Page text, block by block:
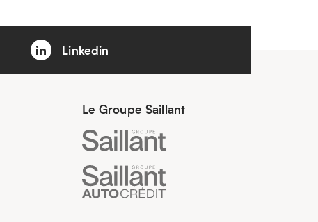
Linkedin
Le Groupe Saillant